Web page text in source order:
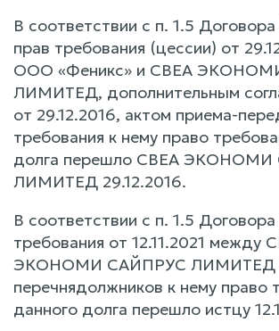
В соответствии с п. 1.5
прав требования (цессии) от
ООО «Феникс» и СВЕА
ЛИМИТЕД, дополнительным
от 29.12.2016, актом приема-
требования к нему право
долга перешло СВЕА
ЛИМИТЕД 29.12.2016.
В соответствии с п. 1.5 Договора
требования от 12.11.2021 между
ЭКОНОМИ САЙПРУС ЛИМИТЕД
перечнядолжников к нему право
данного долга перешло истцу